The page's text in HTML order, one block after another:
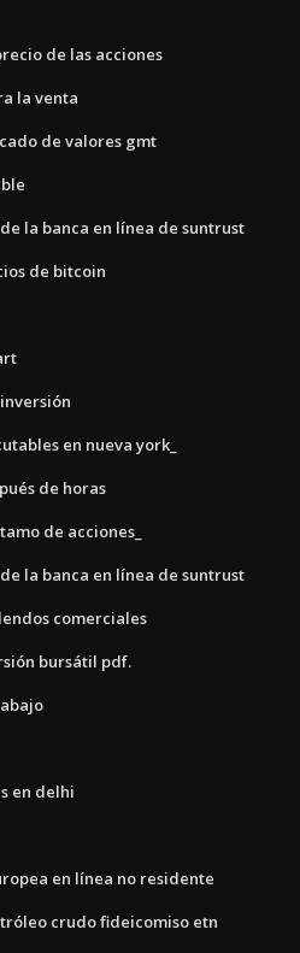
de las acciones
la venta
de valores gmt
la banca en línea de suntrust
de bitcoin
en nueva york_
de horas
de acciones_
la banca en línea de suntrust
comerciales
bursátil pdf.
en delhi
en línea no residente
crudo fideicomiso etn